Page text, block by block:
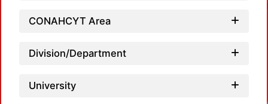
CONAHCYT Area
Division/Department
University